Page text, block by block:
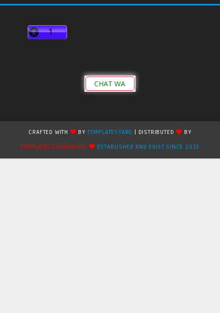
CHAT WA
CRAFTED WITH BYTEMPLATESYARD | DISTRIBUTED
BY
TEMPLATES2909MMXXII
ESTABLISHED AND EXIST SINCE 2013